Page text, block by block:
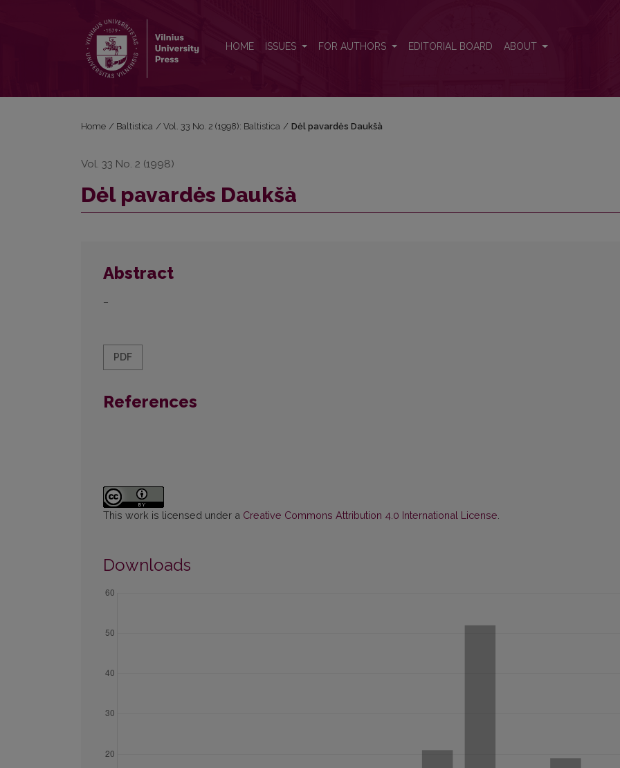
HOME ISSUES FOR AUTHORS EDITORIAL BOARD ABOUT
Home / Baltistica / Vol. 33 No. 2 (1998): Baltistica / Dėl pavardės Daukšà
Vol. 33 No. 2 (1998)
Dėl pavardės Daukšà
Abstract
–
PDF
References
This work is licensed under a Creative Commons Attribution 4.0 International License
Downloads